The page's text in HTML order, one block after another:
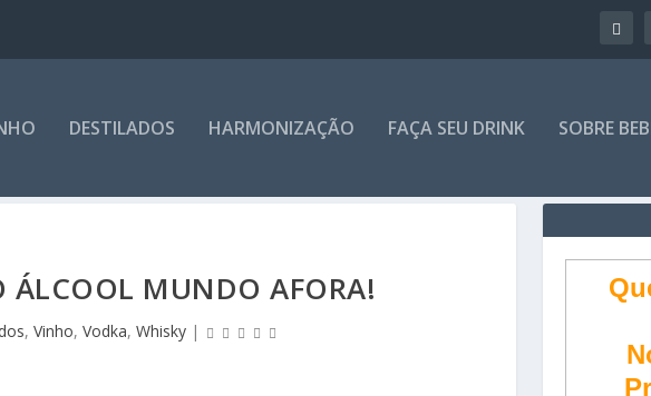
DESTILADOS HARMONIZAÇÃO FAÇA SEU DRINK SOBRE
ÁLCOOL MUNDO AFORA!
,Vinho,Vodka,Whisky |